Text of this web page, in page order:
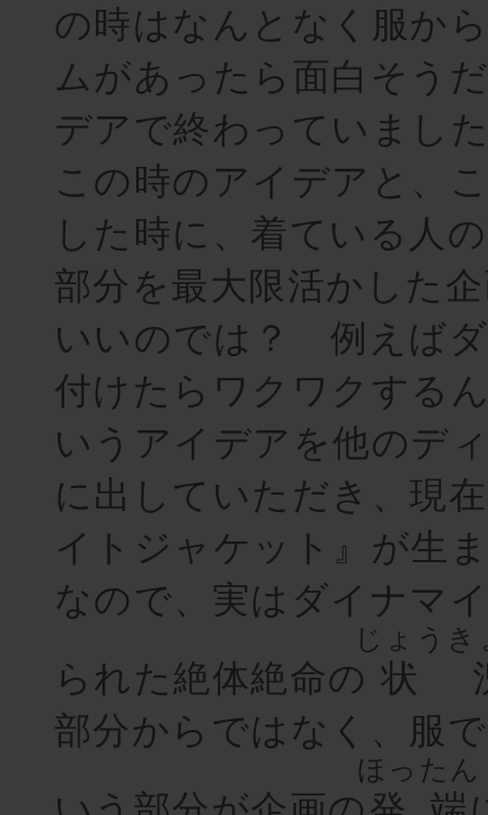
の時はなんとなく服か
ムがあったら面白そう
デアで終わっていまし
この時のアイデアと、
した時に、着ている人
部分を最大限活かした
いいのでは？ 例えば
付けたらワクワクする
いうアイデアを他のデ
に出していただき、現
イトジャケット』が生
なので、実はダイナマ
られた絶体絶命の 状
じょうき
部分からではなく、服
ほったん